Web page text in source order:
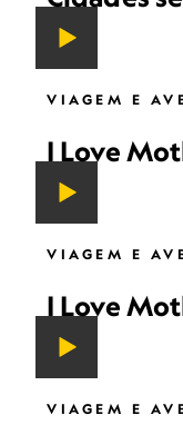
VIAGEM E
I Love
VIAGEM E
I Love
VIAGEM E